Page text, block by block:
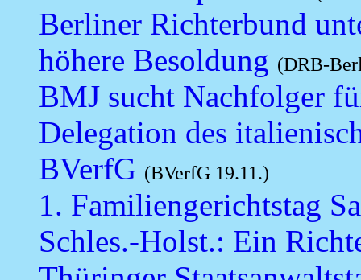
Berliner Richterbund
höhere Besoldung (DRB-
BMJ sucht Nachfolger
Delegation des
BVerfG (BVerfG 19.11.)
1. Familiengerichtstag
Schles.-Holst.: Ein